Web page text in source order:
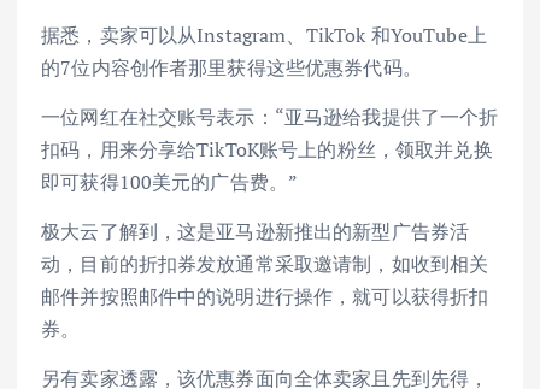
据悉，卖家可以从Instagram、TikTok 和YouTube上
的7位内容创作者那里获得这些优惠券代码。
一位网红在社交账号表示：“亚马逊给我提供了一个折
扣码，用来分享给TikToK账号上的粉丝，领取并兑换
即可获得100美元的广告费。”
极大云了解到，这是亚马逊新推出的新型广告券活
动，目前的折扣券发放通常采取邀请制，如收到相关
邮件并按照邮件中的说明进行操作，就可以获得折扣
券。
另有卖家透露，该优惠券面向全体卖家且先到先得，